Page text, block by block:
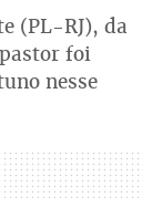
(PL-RJ), da
foi
nesse